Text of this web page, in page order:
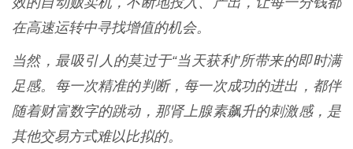
在高速运转中寻找增值的机会。
当然，最吸引人的莫过于“当天获利”所带来的即时满
足感。每一次精准的判断，每一次成功的进出，都伴
随着财富数字的跳动，那肾上腺素飙升的刺激感，是
其他交易方式难以比拟的。